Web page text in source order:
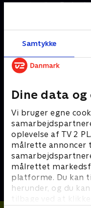
Samtykke
Dine data og
Vi bruger egne
oplevelse af TV 2
målrette annoncer
målrettet
platforme. Du kan
herunder, og du
tilbage ved at
opgøret mellem England
Andre så også
Sport Fokus
Sport